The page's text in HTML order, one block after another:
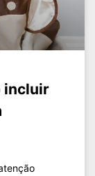
incluir